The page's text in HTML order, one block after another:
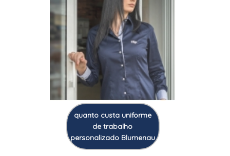
quanto custa uniforme
de trabalho
personalizado Blumenau